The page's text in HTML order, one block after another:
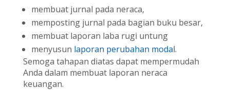
membuat jurnal pada neraca,
memposting jurnal pada bagian buku besar,
membuat laporan laba rugi untung
menyusun laporan perubahan modal.
Semoga tahapan diatas dapat mempermudah
Anda dalam membuat laporan neraca
keuangan.